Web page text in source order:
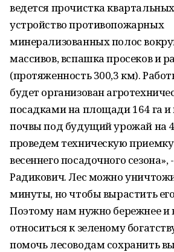
ведется прочистка
устройство противопожарных
минерализованных полос
массивов, вспашка просеков и
(протяженность 300,3 км).
будет организован
посадками на площади 164 га и
почвы под будущий урожай на
проведем техническую
весеннего посадочного сезона»,
Радикович. Лес можно
минуты, но чтобы вырастить
Поэтому нам нужно бережнее и
относиться к зеленому
помочь лесоводам сохранить